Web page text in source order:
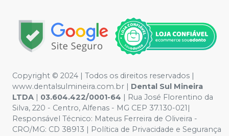
Copyright © 2024 | Todos os direitos reservados |
www.dentalsulmineira.com.br | Dental Sul Mineira
LTDA | 03.604.422/0001-64 | Rua José Florentino da
Silva, 220 - Centro, Alfenas - MG CEP 37.130-021|
Responsável Técnico: Mateus Ferreira de Oliveira -
CRO/MG: CD 38913 | Política de Privacidade e Segurança